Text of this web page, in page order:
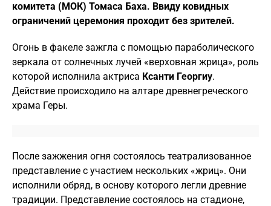
комитета (МОК) Томаса Баха. Ввиду ковидных
ограничений церемония проходит без зрителей.
Огонь в факеле зажгла с помощью параболического
зеркала от солнечных лучей «верховная жрица», роль
которой исполнила актриса Ксанти Георгиу.
Действие происходило на алтаре древнегреческого
храма Геры.
После зажжения огня состоялось театрализованное
представление с участием нескольких «жриц». Они
исполнили обряд, в основу которого легли древние
традиции. Представление состоялось на стадионе,